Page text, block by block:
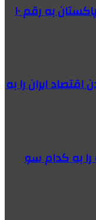
افزایش حجم تجارت بین ایران و پاکستان به رقم ۱۰
ایران را به
را به کدام سو